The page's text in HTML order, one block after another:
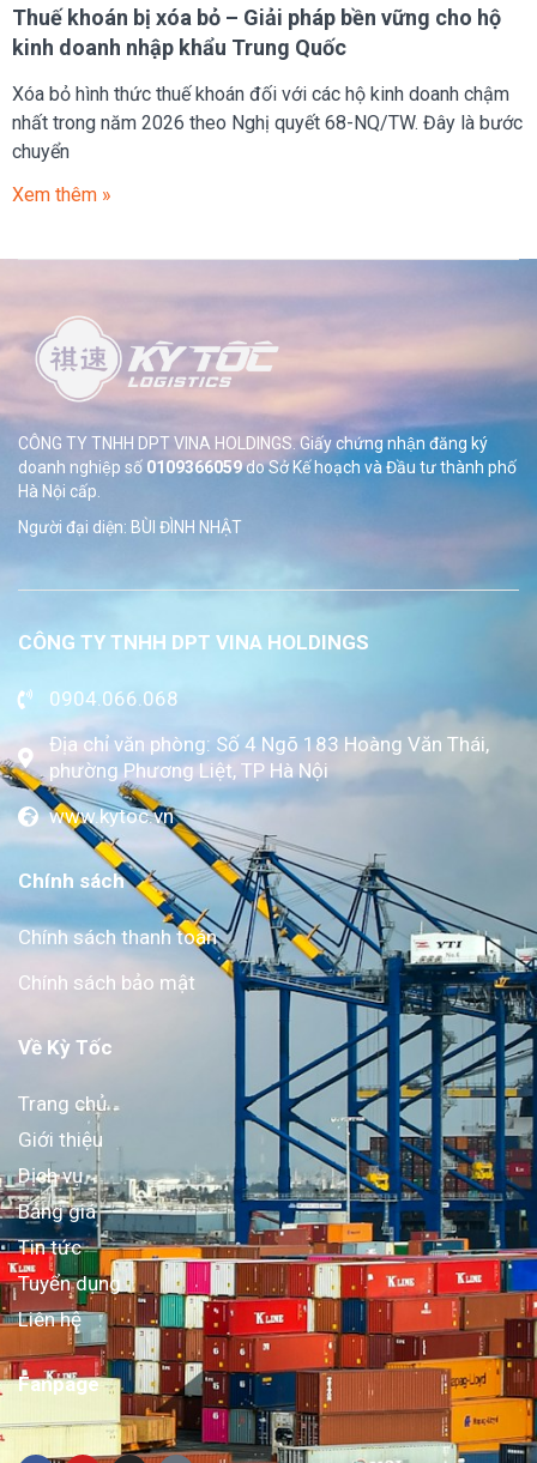
Thuế khoán bị xóa bỏ – Giải pháp bền vững cho hộ
kinh doanh nhập khẩu Trung Quốc
Xóa bỏ hình thức thuế khoán đối với các hộ kinh doanh chậm
nhất trong năm 2026 theo Nghị quyết 68-NQ/TW. Đây là bước
chuyển
Xem thêm »
CÔNG TY TNHH DPT VINA HOLDINGS. Giấy chứng nhận đăng ký
doanh nghiệp số 0109366059do SởKế hoạch và Đầu tư thành phố
Hà Nội cấp.
Người đại diện: BÙI ĐÌNH NHẬT
CÔNG TY TNHH DPT VINA HOLDINGS
0904.066.068
Địa chỉ văn phòng: Số 4 Ngõ 183 Hoàng Văn Thái,
phường Phương Liệt, TP Hà Nội
www.kytoc.vn
Chính sách
Chính sách thanh toán
Chính sách bảo mật
Về Kỳ Tốc
Trang chủ
Giới thiệu
Dịch vụ
Bảng giá
Tin tức
Tuyển dụng
Liên hệ
Fanpage